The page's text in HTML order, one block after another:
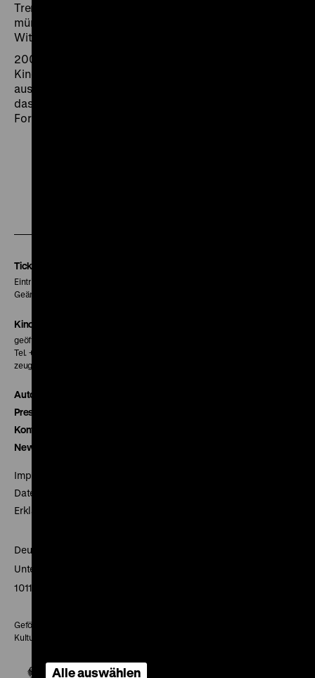
Trenchcoat fährt dieser durch die Schweiz, ein
mürrischer Beobachter, der, in den Worten von Karsten
Witte, sowohl Voyageur als auch Voyeur ist.
2008 entschloss sich Schocher, den Film erneut ins
Kino zu bringen, „als Director's Cut, der
ausnahmsweise nicht länger, sondern kürzer ist als
das Original:
Form, von der ich immer geträumt habe.“ (hb)
Tickets
Eintritt 5 €
Geänderte Preise sind im Programm vermerkt.
Kinokasse
geöffnet 30 Minuten vor Beginn der ersten Vorstellung
Tel. + 49 30 20304-770
zeughauskino@dhm.de
Autor*innen
Presse
Kontakt
Newsletter
Impressum
Datenschutz
Erklärung digitale Barrierefreiheit
Deutsches Historisches Museum
Unter den Linden 2
10117 Berlin
Gefördert mit Mitteln des Beauftragten der Bundesregierung für
Kultur und Medien
Alle auswählen